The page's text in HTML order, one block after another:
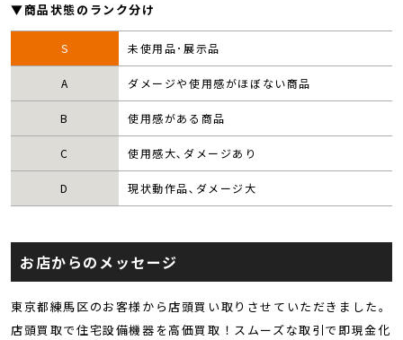
▼商品状態のランク分け
S 未使用品･展示品
A ダメージや使用感がほぼない商品
B 使用感がある商品
C 使用感大､ダメージあり
D 現状動作品､ダメージ大
お店からのメッセージ
東京都練馬区のお客様から店頭買い取りさせていただきました。
店頭買取で住宅設備機器を高価買取！スムーズな取引で即現金化